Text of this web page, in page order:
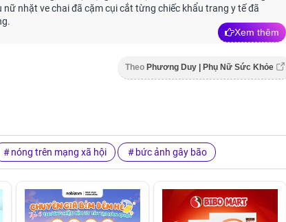
nữ nhặt ve chai đã cặm cụi cắt từng chiếc khẩu trang y tế đã
Xem thêm
Theo Phương Duy | Phụ Nữ Sức Khỏe
nóng trên mạng xã hội bức ảnh gây bão